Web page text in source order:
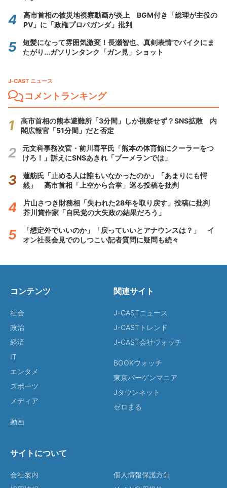
高市首相の被災地視察動画が炎上 BGM付き「総理が主役の
PV」に「政権プロパガンダ」批判
短髪になって雰囲気激変！長瀬智也、真剣表情でバイクにま
たがり...ガソリンタンク「ガン見」ショット
J-CAST ニュース
コメントランキング
高市首相の熊本避難所「3分間」しか視察せず？SNS拡散 内
閣広報官「51分間」だと否定
元文科事務次官・前川喜平氏「熊本の体育館にクーラーをつ
けろ！」訴えにSNSあきれ「ブーメランでは」
蓮舫氏「止める人は誰もいなかったのか」「あまりにも愕
然」 高市首相「上空から合掌」巡る投稿を批判
片山さつき財務相「失われた28年を取り戻す」投稿に批判
芥川賞作家「自民党の大失政の結果だろう」
「想定外でいいのか」「戻っていいとアナウンスは？」 イ
オン社長会見でのしつこい記者質問に疑問も続々
コンテンツ
社会
政治
経済
IT
エンタメ
スポーツ
メディア
動画
関連サイト
J-CASTニュース
J-CASTトレンド
J-CAST会社ウォッチ
BOOKウォッチ
東京バーゲンマニア
Jタウンネット
ゼロまる
サイトについて
会社案内
個人情報保護方針